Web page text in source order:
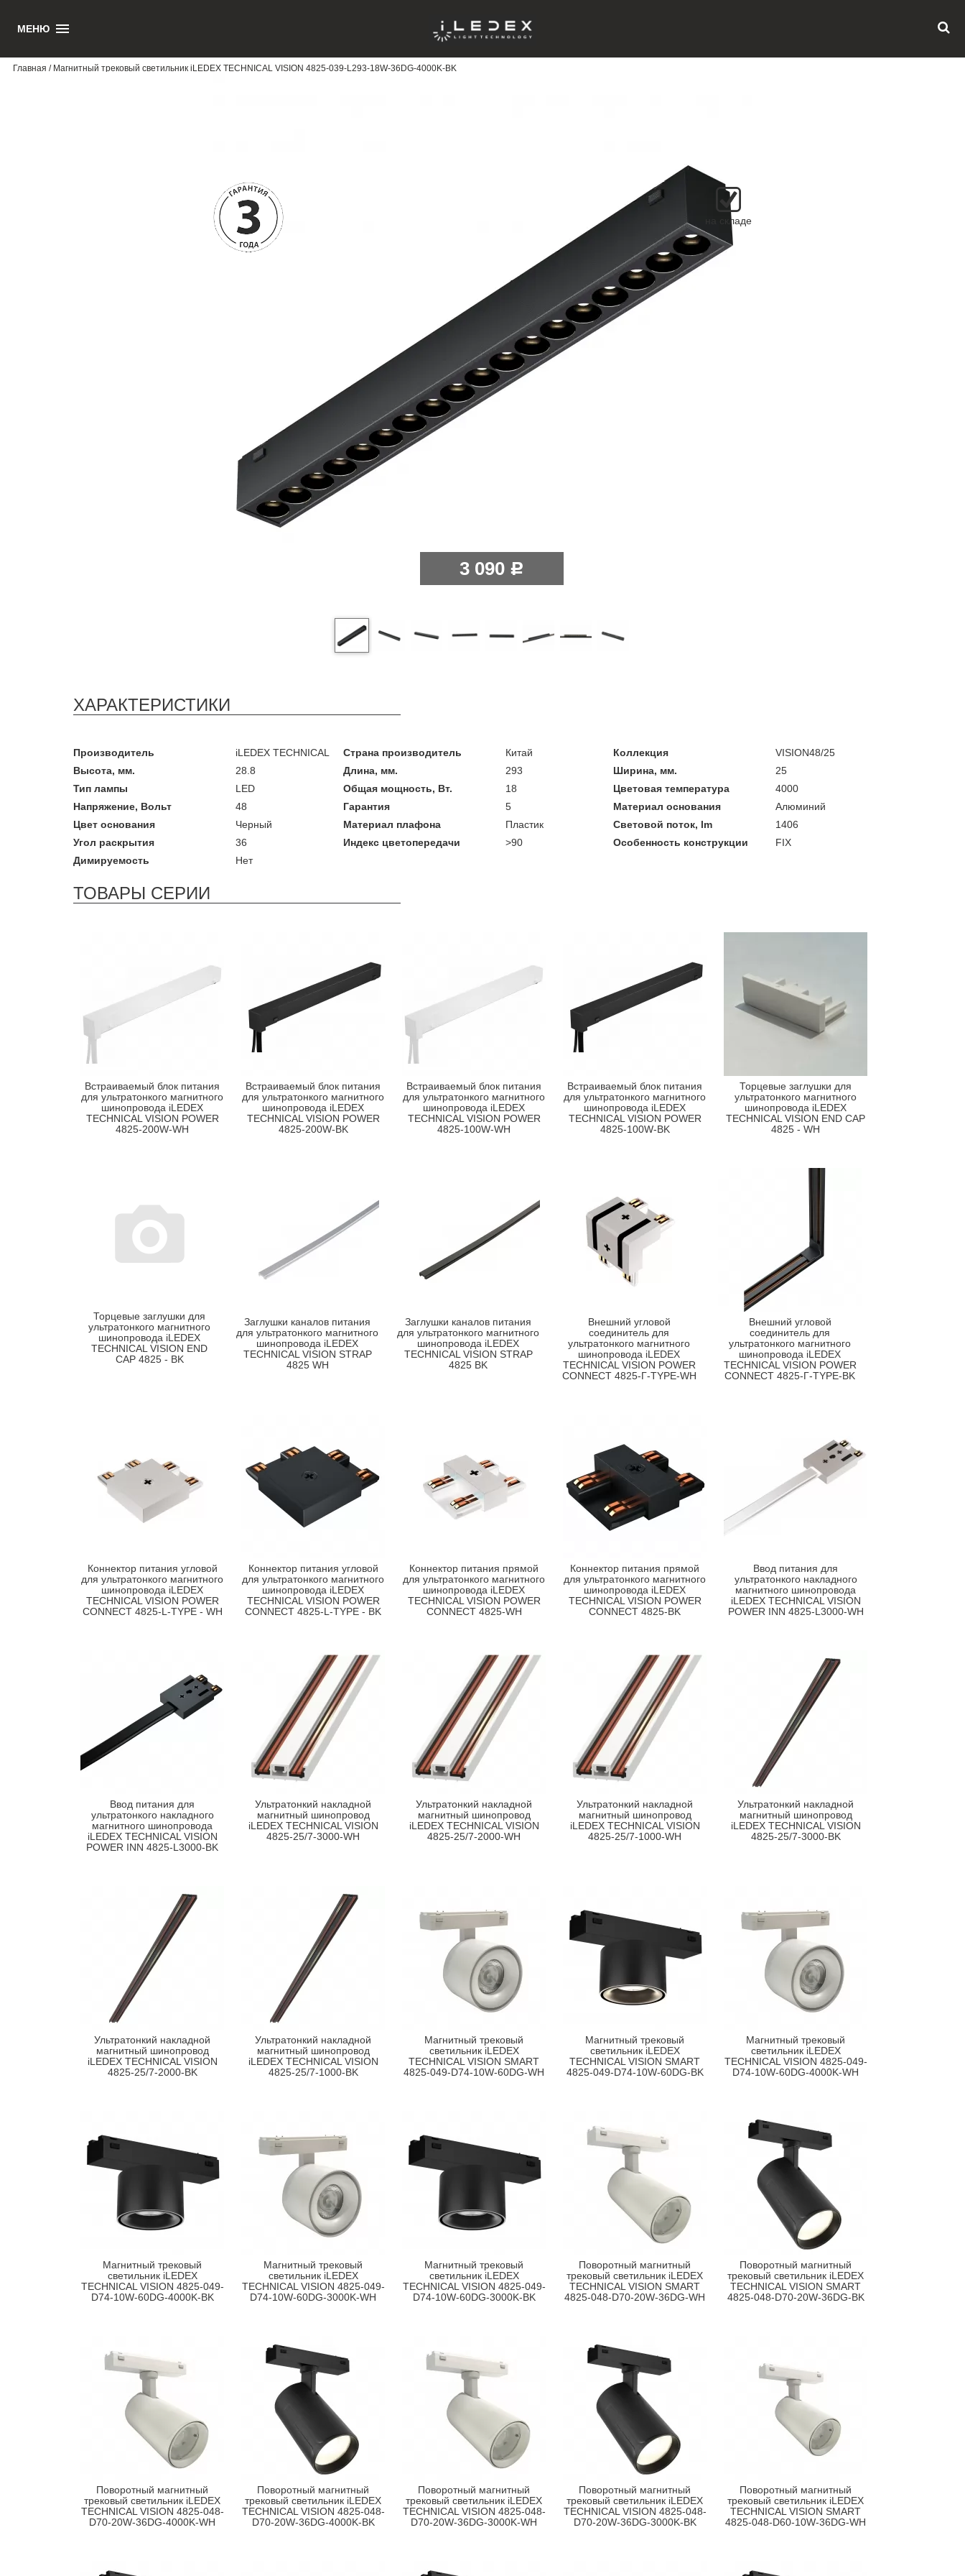
МЕНЮ
Главная / Магнитный трековый светильник iLEDEX TECHNICAL VISION 4825-039-L293-18W-36DG-4000K-BK
на складе
3 090 Р
ХАРАКТЕРИСТИКИ
Производитель iLEDEX TECHNICAL Страна производитель Китай Коллекция
VISION48/25
Высота, мм.
28.8 Длина, мм. 293 Ширина, мм.
25
Тип лампы
LED Общая мощность, Вт. 18 Цветовая температура
4000
Напряжение, Вольт
48 Гарантия 5 Материал основания
Алюминий
Цвет основания
Черный Материал плафона Пластик Световой поток, lm
1406
Угол раскрытия
36 Индекс цветопередачи >90 Особенность конструкции
FIX
Димируемость
Нет
ТОВАРЫ СЕРИИ
Встраиваемый блок питания
для ультратонкого магнитного
шинопровода iLEDEX
TECHNICAL VISION POWER
4825-200W-WH
Встраиваемый блок питания
для ультратонкого магнитного
шинопровода iLEDEX
TECHNICAL VISION POWER
4825-200W-BK
Встраиваемый блок питания
для ультратонкого магнитного
шинопровода iLEDEX
TECHNICAL VISION POWER
4825-100W-WH
Встраиваемый блок питания
для ультратонкого магнитного
шинопровода iLEDEX
TECHNICAL VISION POWER
4825-100W-BK
Торцевые заглушки для
ультратонкого магнитного
шинопровода iLEDEX
TECHNICAL VISION END CAP
4825 - WH
Торцевые заглушки для
ультратонкого магнитного
шинопровода iLEDEX
TECHNICAL VISION END
CAP 4825 - BK
Заглушки каналов питания
для ультратонкого магнитного
шинопровода iLEDEX
TECHNICAL VISION STRAP
4825 WH
Заглушки каналов питания
для ультратонкого магнитного
шинопровода iLEDEX
TECHNICAL VISION STRAP
4825 BK
Внешний угловой
соединитель для
ультратонкого магнитного
шинопровода iLEDEX
TECHNICAL VISION POWER
CONNECT 4825-Г-TYPE-WH
Внешний угловой
соединитель для
ультратонкого магнитного
шинопровода iLEDEX
TECHNICAL VISION POWER
CONNECT 4825-Г-TYPE-BK
Коннектор питания угловой
для ультратонкого магнитного
шинопровода iLEDEX
TECHNICAL VISION POWER
CONNECT 4825-L-TYPE - WH
Коннектор питания угловой
для ультратонкого магнитного
шинопровода iLEDEX
TECHNICAL VISION POWER
CONNECT 4825-L-TYPE - BK
Коннектор питания прямой
для ультратонкого магнитного
шинопровода iLEDEX
TECHNICAL VISION POWER
CONNECT 4825-WH
Коннектор питания прямой
для ультратонкого магнитного
шинопровода iLEDEX
TECHNICAL VISION POWER
CONNECT 4825-BK
Ввод питания для
ультратонкого накладного
магнитного шинопровода
iLEDEX TECHNICAL VISION
POWER INN 4825-L3000-WH
Ввод питания для
ультратонкого накладного
магнитного шинопровода
iLEDEX TECHNICAL VISION
POWER INN 4825-L3000-BK
Ультратонкий накладной
магнитный шинопровод
iLEDEX TECHNICAL VISION
4825-25/7-3000-WH
Ультратонкий накладной
магнитный шинопровод
iLEDEX TECHNICAL VISION
4825-25/7-2000-WH
Ультратонкий накладной
магнитный шинопровод
iLEDEX TECHNICAL VISION
4825-25/7-1000-WH
Ультратонкий накладной
магнитный шинопровод
iLEDEX TECHNICAL VISION
4825-25/7-3000-BK
Ультратонкий накладной
магнитный шинопровод
iLEDEX TECHNICAL VISION
4825-25/7-2000-BK
Ультратонкий накладной
магнитный шинопровод
iLEDEX TECHNICAL VISION
4825-25/7-1000-BK
Магнитный трековый
светильник iLEDEX
TECHNICAL VISION SMART
4825-049-D74-10W-60DG-WH
Магнитный трековый
светильник iLEDEX
TECHNICAL VISION SMART
4825-049-D74-10W-60DG-BK
Магнитный трековый
светильник iLEDEX
TECHNICAL VISION 4825-049-
D74-10W-60DG-4000K-WH
Магнитный трековый
светильник iLEDEX
TECHNICAL VISION 4825-049-
D74-10W-60DG-4000K-BK
Магнитный трековый
светильник iLEDEX
TECHNICAL VISION 4825-049-
D74-10W-60DG-3000K-WH
Магнитный трековый
светильник iLEDEX
TECHNICAL VISION 4825-049-
D74-10W-60DG-3000K-BK
Поворотный магнитный
трековый светильник iLEDEX
TECHNICAL VISION SMART
4825-048-D70-20W-36DG-WH
Поворотный магнитный
трековый светильник iLEDEX
TECHNICAL VISION SMART
4825-048-D70-20W-36DG-BK
Поворотный магнитный
трековый светильник iLEDEX
TECHNICAL VISION 4825-048-
D70-20W-36DG-4000K-WH
Поворотный магнитный
трековый светильник iLEDEX
TECHNICAL VISION 4825-048-
D70-20W-36DG-4000K-BK
Поворотный магнитный
трековый светильник iLEDEX
TECHNICAL VISION 4825-048-
D70-20W-36DG-3000K-WH
Поворотный магнитный
трековый светильник iLEDEX
TECHNICAL VISION 4825-048-
D70-20W-36DG-3000K-BK
Поворотный магнитный
трековый светильник iLEDEX
TECHNICAL VISION SMART
4825-048-D60-10W-36DG-WH